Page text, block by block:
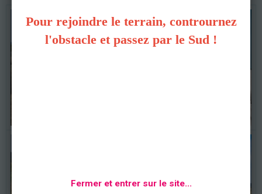
Pour rejoindre le terrain, contrournez
l'obstacle et passez par le Sud !
Fermer et entrer sur le site...